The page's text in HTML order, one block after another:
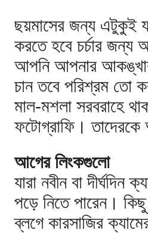
ছয়মাসের জন্য এটুকুই
করতে হবে চর্চার
আপনি আপনার আকঙ্খার
চান তবে পরিশ্রম তো
মাল-মশলা সরবরাহে
ফটোগ্রাফি।
আগের লিংকগুলো
যারা নবীন বা দীর্ঘদিন
পড়ে নিতে পারেন।
ব্লগে কারসাজির